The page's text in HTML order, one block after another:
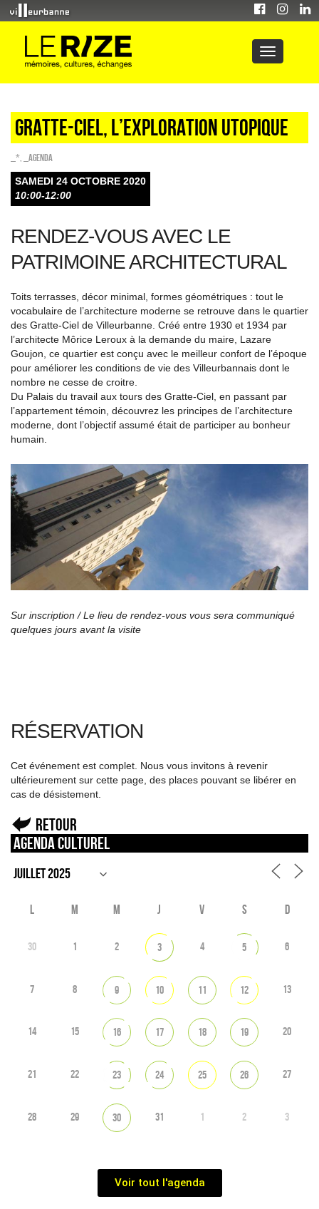
Gratte-ciel, l’exploration utopique
_* _Agenda
SAMEDI 24 OCTOBRE 2020
10:00-12:00
RENDEZ-VOUS AVEC LE
PATRIMOINE ARCHITECTURAL
Toits terrasses, décor minimal, formes géométriques : tout le
vocabulaire de l’architecture moderne se retrouve dans le quartier
des Gratte-Ciel de Villeurbanne. Créé entre 1930 et 1934 par
l’architecte Môrice Leroux à la demande du maire, Lazare
Goujon, ce quartier est conçu avec le meilleur confort de l’époque
pour améliorer les conditions de vie des Villeurbannais dont le
nombre ne cesse de croitre.
Du Palais du travail aux tours des Gratte-Ciel, en passant par
l’appartement témoin, découvrez les principes de l’architecture
moderne, dont l’objectif assumé était de participer au bonheur
humain.
Sur inscription /Le lieu de rendez-vous vous sera communiqué
quelques jours avant la visite
RÉSERVATION
Cet événement est complet. Nous vous invitons à revenir
ultérieurement sur cette page, des places pouvant se libérer en
cas de désistement.
Retour
Agenda culturel
L M M J V S D
30 1 2 3 4 5 6
7 8 9 10 11 12 13
14 15 16 17 18 19 20
21 22 23 24 25 26 27
28 29 30 31 1 2 3
Voir tout l'agenda